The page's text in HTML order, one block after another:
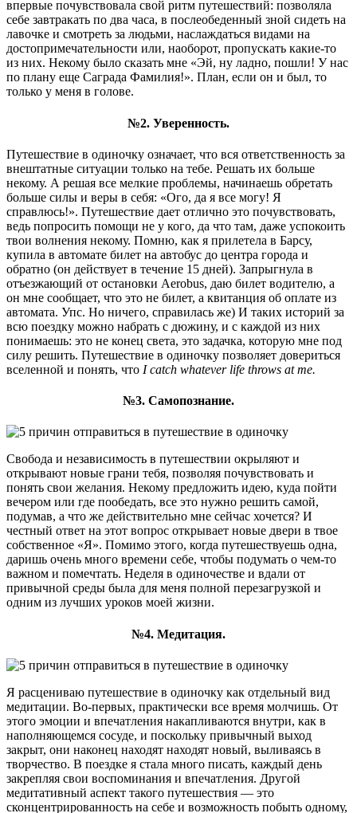
впервые почувствовала свой ритм путешествий: позволяла
себе завтракать по два часа, в послеобеденный зной сидеть на
лавочке и смотреть за людьми, наслаждаться видами на
достопримечательности или, наоборот, пропускать какие-то
из них. Некому было сказать мне «Эй, ну ладно, пошли! У нас
по плану еще Саграда Фамилия!». План, если он и был, то
только у меня в голове.
№2. Уверенность.
Путешествие в одиночку означает, что вся ответственность за
внештатные ситуации только на тебе. Решать их больше
некому. А решая все мелкие проблемы, начинаешь обретать
больше силы и веры в себя: «Ого, да я все могу! Я
справлюсь!». Путешествие дает отлично это почувствовать,
ведь попросить помощи не у кого, да что там, даже успокоить
твои волнения некому. Помню, как я прилетела в Барсу,
купила в автомате билет на автобус до центра города и
обратно (он действует в течение 15 дней). Запрыгнула в
отъезжающий от остановки Aerobus, даю билет водителю, а
он мне сообщает, что это не билет, а квитанция об оплате из
автомата. Упс. Но ничего, справилась же) И таких историй за
всю поездку можно набрать с дюжину, и с каждой из них
понимаешь: это не конец света, это задачка, которую мне под
силу решить. Путешествие в одиночку позволяет довериться
вселенной и понять, что I catch whatever life throws at me.
№3. Самопознание.
Свобода и независимость в путешествии окрыляют и
открывают новые грани тебя, позволяя почувствовать и
понять свои желания. Некому предложить идею, куда пойти
вечером или где пообедать, все это нужно решить самой,
подумав, а что же действительно мне сейчас хочется? И
честный ответ на этот вопрос открывает новые двери в твое
собственное «Я». Помимо этого, когда путешествуешь одна,
даришь очень много времени себе, чтобы подумать о чем-то
важном и помечтать. Неделя в одиночестве и вдали от
привычной среды была для меня полной перезагрузкой и
одним из лучших уроков моей жизни.
№4. Медитация.
Я расцениваю путешествие в одиночку как отдельный вид
медитации. Во-первых, практически все время молчишь. От
этого эмоции и впечатления накапливаются внутри, как в
наполняющемся сосуде, и поскольку привычный выход
закрыт, они наконец находят находят новый, выливаясь в
творчество. В поездке я стала много писать, каждый день
закрепляя свои воспоминания и впечатления. Другой
медитативный аспект такого путешествия — это
сконцентрированность на себе и возможность побыть одному,